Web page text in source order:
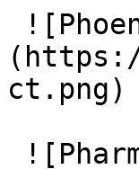
(https://
ct.png)